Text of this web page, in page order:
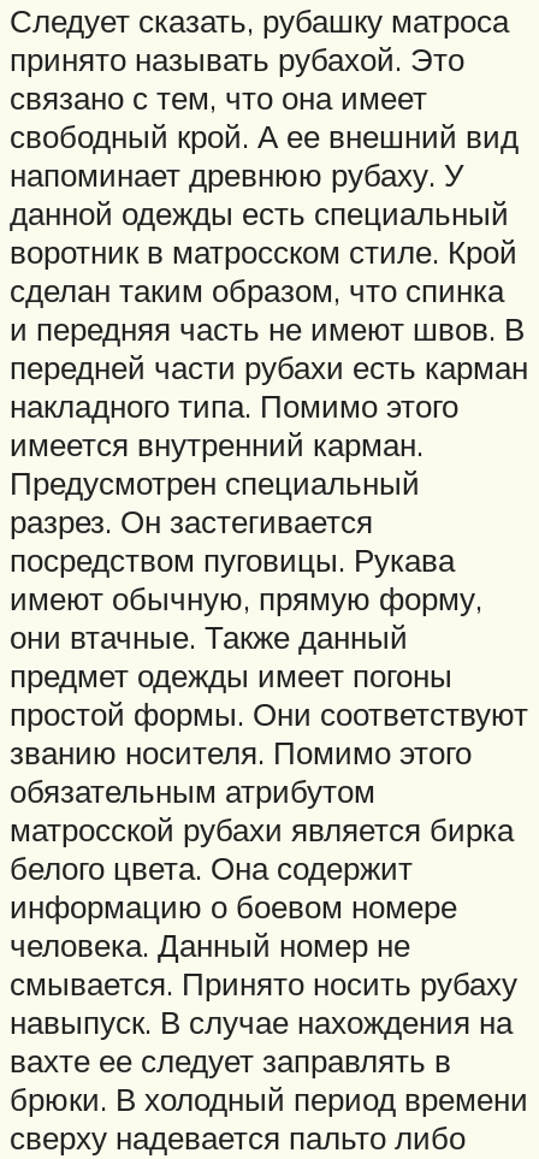
Следует сказать, рубашку матроса
принято называть рубахой. Это
связано с тем, что она имеет
свободный крой. А ее внешний вид
напоминает древнюю рубаху. У
данной одежды есть специальный
воротник в матросском стиле. Крой
сделан таким образом, что спинка
и передняя часть не имеют швов. В
передней части рубахи есть карман
накладного типа. Помимо этого
имеется внутренний карман.
Предусмотрен специальный
разрез. Он застегивается
посредством пуговицы. Рукава
имеют обычную, прямую форму,
они втачные. Также данный
предмет одежды имеет погоны
простой формы. Они соответствуют
званию носителя. Помимо этого
обязательным атрибутом
матросской рубахи является бирка
белого цвета. Она содержит
информацию о боевом номере
человека. Данный номер не
смывается. Принято носить рубаху
навыпуск. В случае нахождения на
вахте ее следует заправлять в
брюки. В холодный период времени
сверху надевается пальто либо